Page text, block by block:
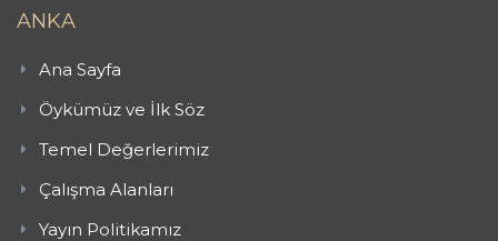
ANKA
Ana Sayfa
Öykümüz ve İlk Söz
Temel Değerlerimiz
Çalışma Alanları
Yayın Politikamız